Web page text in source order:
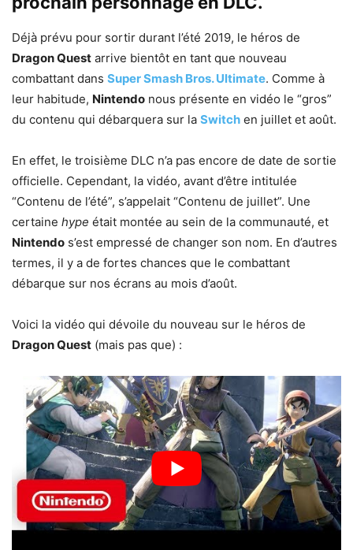
Déjà prévu pour sortir durant l’été 2019, le héros de
Dragon Quest arrive bientôt en tant que nouveau
combattant dans Super Smash Bros. Ultimate. Comme à
leur habitude, Nintendo nous présente en vidéo le “gros”
du contenu qui débarquera sur la Switch en juillet et août.
En effet, le troisième DLC n’a pas encore de date de sortie
officielle. Cependant, la vidéo, avant d’être intitulée
“Contenu de l’été”, s’appelait “Contenu de juillet”. Une
certaine hype était montée au sein de la communauté, et
Nintendo s’est empressé de changer son nom. En d’autres
termes, il y a de fortes chances que le combattant
débarque sur nos écrans au mois d’août.
Voici la vidéo qui dévoile du nouveau sur le héros de
Dragon Quest (mais pas que) :